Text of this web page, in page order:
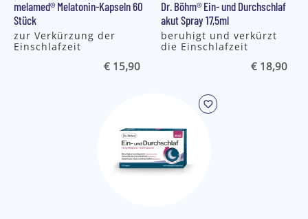
melamed® Melatonin-Kapseln 60
Stück
zur Verkürzung der
Einschlafzeit
€ 15,90
Dr. Böhm® Ein- und Durchschlaf
akut Spray 17,5ml
beruhigt und verkürzt
die Einschlafzeit
€ 18,90